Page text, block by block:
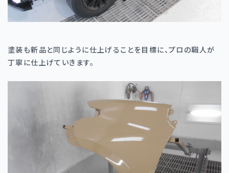
塗装も新品と同じように仕上げることを目標に、プロの職人が
丁寧に仕上げていきます。